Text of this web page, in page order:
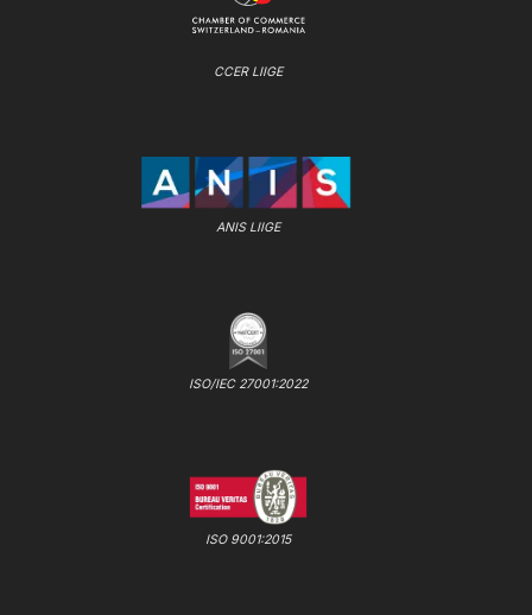
CCER LIIGE
ANIS LIIGE
ISO/IEC 27001:2022
ISO 9001:2015